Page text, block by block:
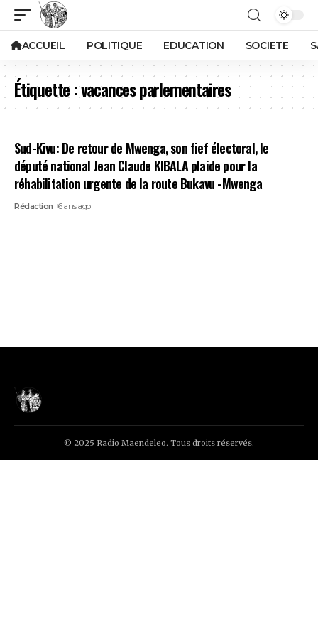
ACCUEIL POLITIQUE EDUCATION SOCIETE
Étiquette :vacances parlementaires
Sud-Kivu: De retour de Mwenga, son fief électoral, le
député national Jean Claude KIBALA plaide pour la
réhabilitation urgente de la route Bukavu -Mwenga
Rédaction 6 ans ago
© 2025 Radio Maendeleo. Tous droits réservés.